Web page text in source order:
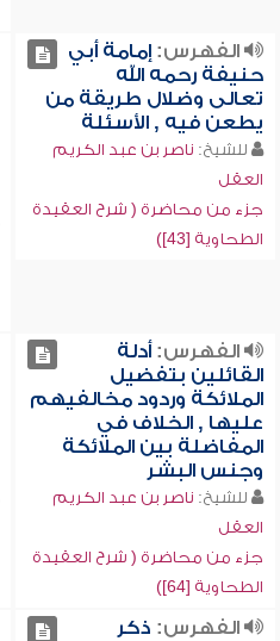
الفهرس:إمامة أبي
حنيفة رحمه الله
تعالى وضلال طريقة من
يطعن فيه , الأسئلة
للشيخ: ناصر بن عبد الكريم
العقل
جزء من محاضرة ( شرح العقيدة
الطحاوية [43])
الفهرس:أدلة
القائلين بتفضيل
الملائكة وردود مخالفيهم
عليها , الخلاف في
المفاضلة بين الملائكة
وجنس البشر
للشيخ: ناصر بن عبد الكريم
العقل
جزء من محاضرة ( شرح العقيدة
الطحاوية [64])
الفهرس: ذكر